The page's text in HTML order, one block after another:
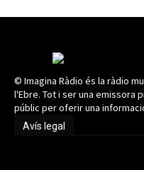
© Imagina Ràdio és la ràdio
l'Ebre. Tot i ser una emissora
públic per oferir una
Avís legal